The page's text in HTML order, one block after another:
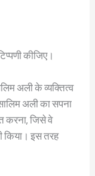
कीजिए।
अली के व्यक्तित्व
अली का सपना
करना, जिसे वे
इस तरह